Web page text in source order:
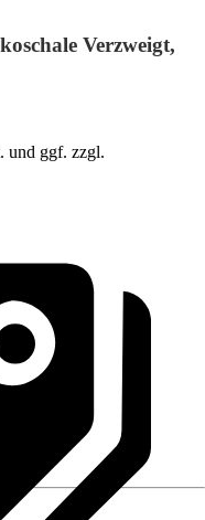
Verzweigt,
und ggf. zzgl.